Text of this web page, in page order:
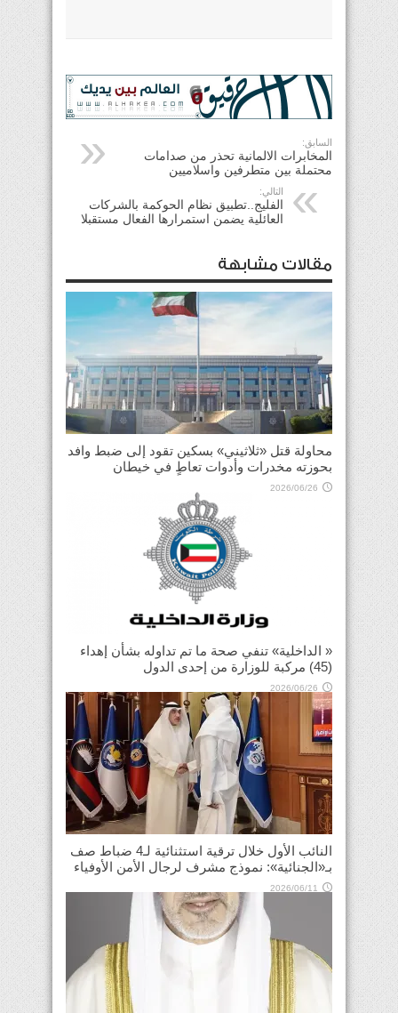
السابق:
المخابرات الالمانية تحذر من صدامات
محتملة بين متطرفين واسلاميين
التالي:
الفليج..تطبيق نظام الحوكمة بالشركات
العائلية يضمن استمرارها الفعال مستقبلا
مقالات مشابهة
محاولة قتل «ثلاثيني» بسكين تقود إلى ضبط وافد
بحوزته مخدرات وأدوات تعاطٍ في خيطان
2026/06/26
« الداخلية» تنفي صحة ما تم تداوله بشأن إهداء
(45) مركبة للوزارة من إحدى الدول
2026/06/26
النائب الأول خلال ترقية استثنائية لـ4 ضباط صف
بـ«الجنائية»: نموذج مشرف لرجال الأمن الأوفياء
2026/06/11